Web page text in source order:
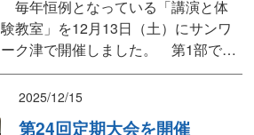
災活動などの「...
毎年恒例となっている「講演と体
験教室」を12月13日（土）にサンワ
ーク津で開催しました。 第1部で
は、株式会社willstaffの伊藤友木子さ
んを講師にお迎えし、「自分を知
2025/12/15
第24回定期大会を開催